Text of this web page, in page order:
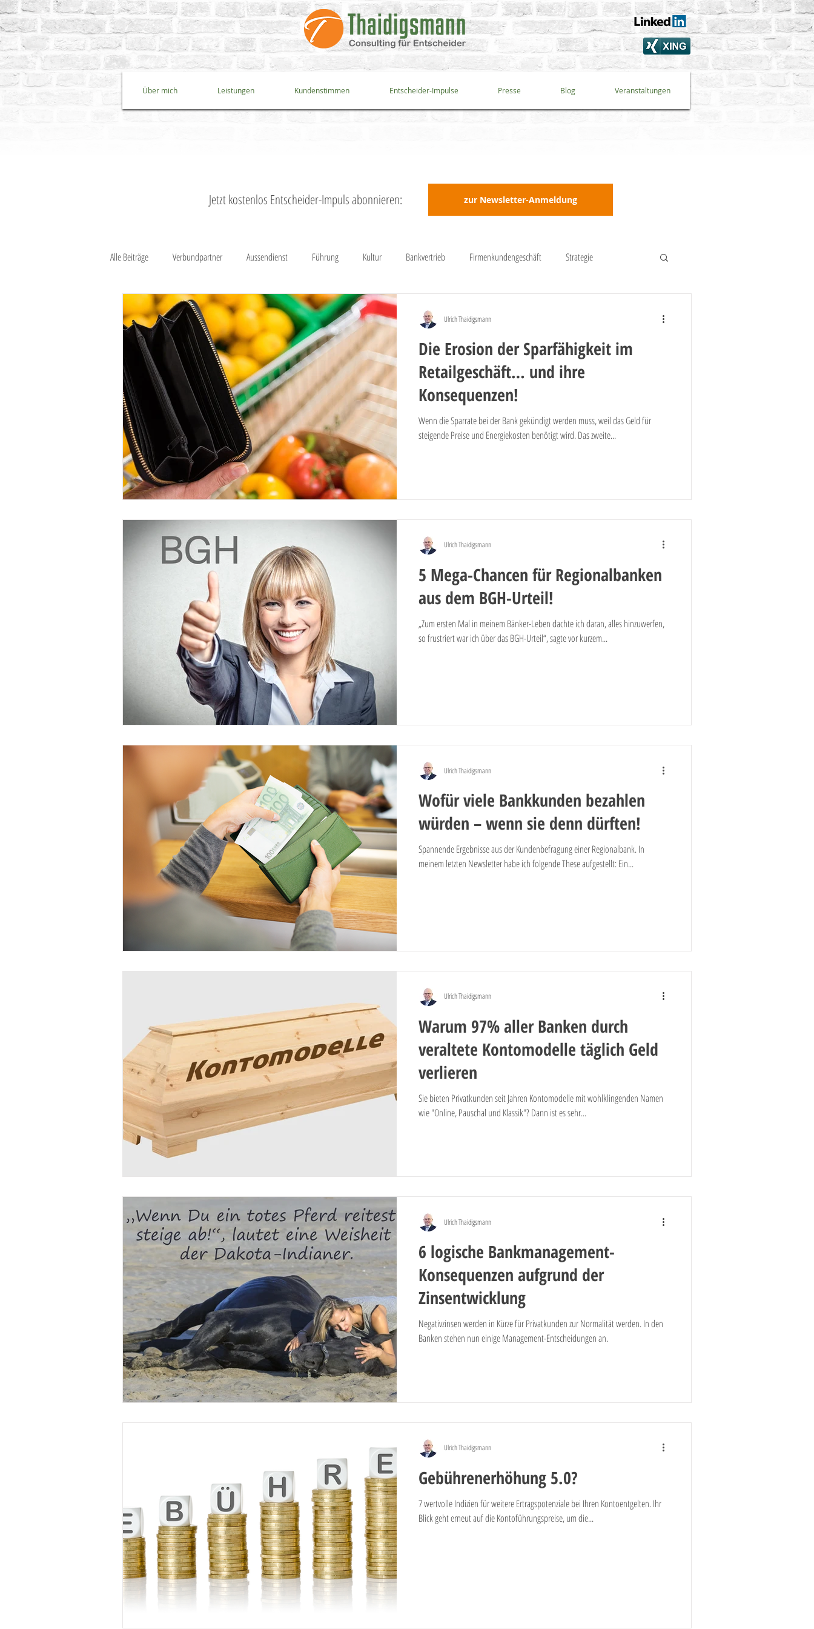
Über mich Leistungen Kundenstimmen Entscheider-Impulse Presse Blog Veranstaltungen
Jetzt kostenlos Entscheider-Impuls abonnieren: zur Newsletter-Anmeldung
Alle Beiträge Verbundpartner Aussendienst Führung Kultur Bankvertrieb Firmenkundengeschäft Strategie
Strategieklausur Komplexität reduzieren Projektmanagement Fusion
Kundenbidnung Kundenbindung Kontomodelle Preispolitik Kosten Retailgeschäft Vertrieb Kreditgeschäft
Personal Mitarbeiterbefragung
Die Erosion der Sparfähigkeit im
Retailgeschäft… und ihre
Konsequenzen!
Wenn die Sparrate bei der Bank gekündigt werden muss, weil das Geld für
steigende Preise und Energiekosten benötigt wird. Das zweite...
Ulrich Thaidigsmann
5 Mega-Chancen für Regionalbanken
aus dem BGH-Urteil!
„Zum ersten Mal in meinem Bänker-Leben dachte ich daran, alles hinzuwerfen,
so frustriert war ich über das BGH-Urteil“, sagte vor kurzem...
Ulrich Thaidigsmann
Wofür viele Bankkunden bezahlen
würden – wenn sie denn dürften!
Spannende Ergebnisse aus der Kundenbefragung einer Regionalbank. In
meinem letzten Newsletter habe ich folgende These aufgestellt: Ein...
Ulrich Thaidigsmann
Warum 97% aller Banken durch
veraltete Kontomodelle täglich Geld
verlieren
Sie bieten Privatkunden seit Jahren Kontomodelle mit wohlklingenden Namen
wie "Online, Pauschal und Klassik"? Dann ist es sehr...
Ulrich Thaidigsmann
6 logische Bankmanagement-
Konsequenzen aufgrund der
Zinsentwicklung
Negativzinsen werden in Kürze für Privatkunden zur Normalität werden. In den
Banken stehen nun einige Management-Entscheidungen an.
Ulrich Thaidigsmann
Gebührenerhöhung 5.0?
7 wertvolle Indizien für weitere Ertragspotenziale bei Ihren Kontoentgelten. Ihr
Blick geht erneut auf die Kontoführungspreise, um die...
Ulrich Thaidigsmann